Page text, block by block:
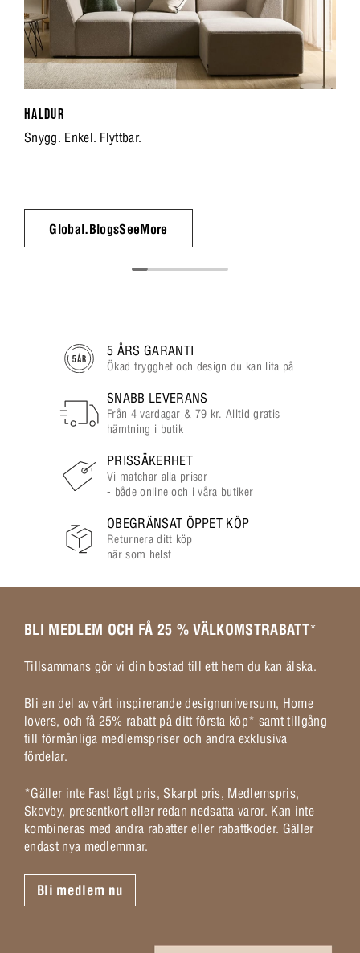
HALDUR
Snygg. Enkel. Flyttbar.
Global.BlogsSeeMore
5 ÅRS GARANTI
Ökad trygghet och design du kan lita på
SNABB LEVERANS
Från 4 vardagar & 79 kr. Alltid gratis
hämtning i butik
PRISSÄKERHET
Vi matchar alla priser
- både online och i våra butiker
OBEGRÄNSAT ÖPPET KÖP
Returnera ditt köp
när som helst
BLI MEDLEM OCH FÅ 25 % VÄLKOMSTRABATT*
Tillsammans gör vi din bostad till ett hem du kan älska.
Bli en del av vårt inspirerande designuniversum, Home
lovers, och få 25% rabatt på ditt första köp* samt tillgång
till förmånliga medlemspriser och andra exklusiva
fördelar.
*Gäller inte Fast lågt pris, Skarpt pris, Medlemspris,
Skovby, presentkort eller redan nedsatta varor. Kan inte
kombineras med andra rabatter eller rabattkoder. Gäller
endast nya medlemmar.
Bli medlem nu